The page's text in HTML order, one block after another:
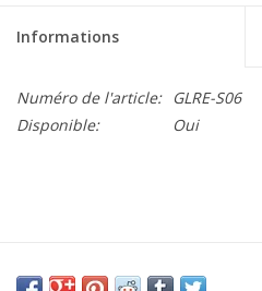
Informations
Numéro de l'article:
GLRE-S06
Disponible:
Oui